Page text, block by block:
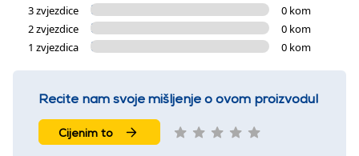
3 zvjezdice
0 kom
2 zvjezdice
0 kom
1 zvjezdica
0 kom
Recite nam svoje mišljenje o ovom proizvodu!
Cijenim to